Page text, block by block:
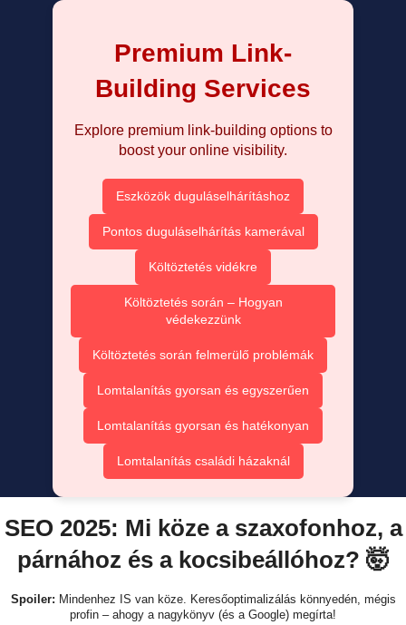
Premium Link-
Building Services
Explore premium link-building options to
boost your online visibility.
Eszközök duguláselhárításhoz
Pontos duguláselhárítás kamerával
Költöztetés vidékre
Költöztetés során – Hogyan
védekezzünk
Költöztetés során felmerülő problémák
Lomtalanítás gyorsan és egyszerűen
Lomtalanítás gyorsan és hatékonyan
Lomtalanítás családi házaknál
SEO 2025: Mi köze a szaxofonhoz, a
párnához és a kocsibeállóhoz? 🤯
Spoiler: Mindenhez IS van köze. Keresőoptimalizálás könnyedén, mégis
profin – ahogy a nagykönyv (és a Google) megírta!